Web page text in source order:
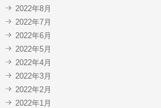
2022年8月
2022年7月
2022年6月
2022年5月
2022年4月
2022年3月
2022年2月
2022年1月